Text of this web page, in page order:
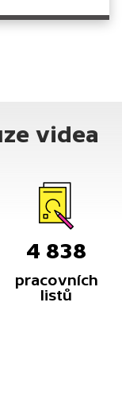
videa
4 838
pracovních
listů